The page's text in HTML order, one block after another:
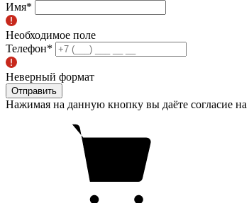
Имя*
Необходимое поле
Телефон*
Неверный формат
Отправить
Нажимая на данную кнопку вы даёте согласие на